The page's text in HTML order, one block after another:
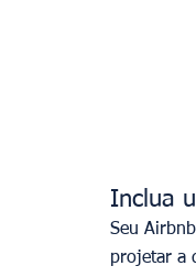
Inclua
Seu
projetar a